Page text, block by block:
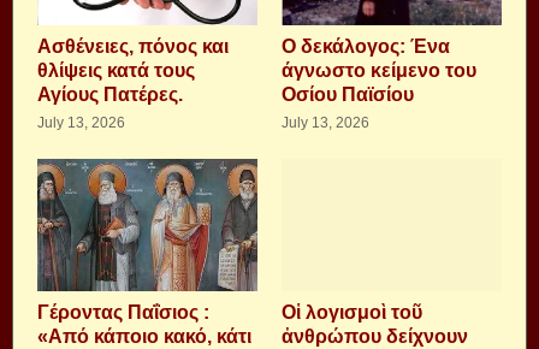
Aσθένειες, πόνος και
θλίψεις κατά τους
Αγίους Πατέρες.
July 13, 2026
Ο δεκάλογος: Ένα
άγνωστο κείμενο του
Οσίου Παϊσίου
July 13, 2026
Γέροντας Παΐσιος :
«Από κάποιο κακό, κάτι
Οἱ λογισμοὶ τοῦ
ἀνθρώπου δείχνουν